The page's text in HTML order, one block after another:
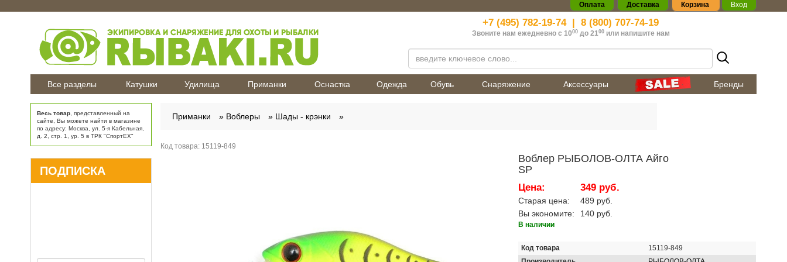
Оплата Доставка Корзина Вход
+7 (495) 782-19-74| 8 (800) 707-74-19
Звоните нам ежедневно с 1000до 2100 или напишите нам
Все разделы Катушки Удилища Приманки Оснастка Одежда Обувь Снаряжение Аксессуары Бренды
Приманки Воблеры Шады - крэнки
Код товара: 15119-849
Воблер РЫБОЛОВ-ОЛТА Айго
SP
Цена: 349 руб.
Старая цена:
489 руб.
Вы экономите:
140 руб.
В наличии
Код товара
15119-849
Весь товар , представленный на
сайте, Вы можете найти в магазине
по адресу: Москва, ул. 5-я Кабельная,
д. 2, стр. 1, ур. 5 в ТРК "СпортЕХ"
ПОДПИСКА